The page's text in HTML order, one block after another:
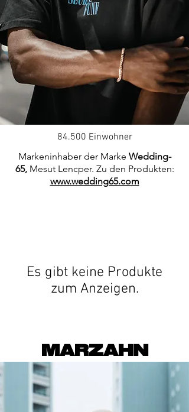
84.500 Einwohner
Markeninhaber der Marke Wedding-
65, Mesut Lencper. Zu den Produkten:
www.wedding65.com
Es gibt keine Produkte
zum Anzeigen.
MARZAHN